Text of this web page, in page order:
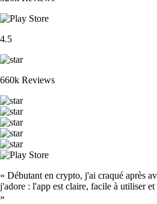
4.5
660k Reviews
« Débutant en crypto, j'ai craqué après
j'adore : l'app est claire, facile à utiliser
»